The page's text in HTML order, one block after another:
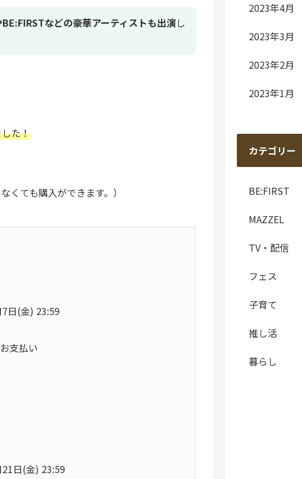
などの豪華アーティストも出演し
た！
ても購入ができます。）
日(金) 23:59
支払い
日(金) 23:59
2023年4月
2023年3月
2023年2月
2023年1月
カテゴリー
BE:FIRST
MAZZEL
TV・配信
フェス
子育て
推し活
暮らし